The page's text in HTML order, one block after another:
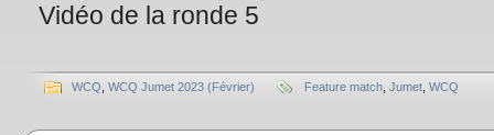
Vidéo de la ronde 5
WCQ WCQ Jumet 2023 (Février) Feature match Jumet WCQ